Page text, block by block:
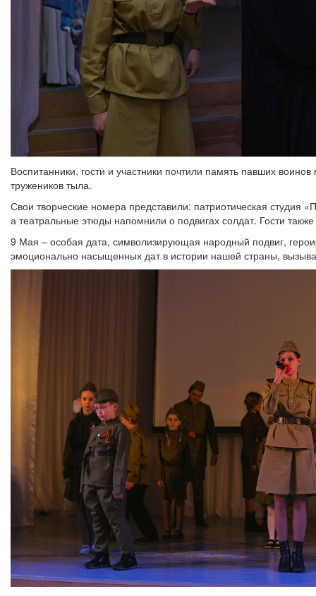
Воспитанники, гости и участники почтили память павших
тружеников тыла.
Свои творческие номера представили: патриотическая студия
а театральные этюды напомнили о подвигах солдат. Гости
9 Мая – особая дата, символизирующая народный подвиг,
эмоционально насыщенных дат в истории нашей страны,